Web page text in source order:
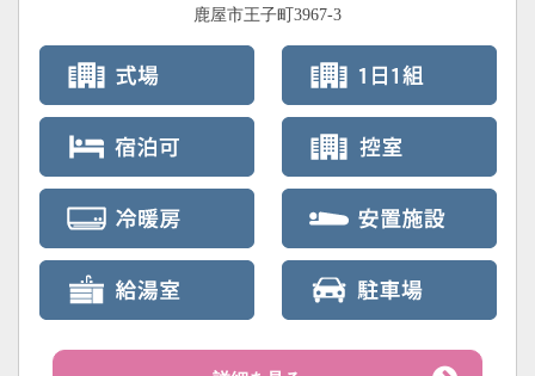
鹿屋市王子町3967-3